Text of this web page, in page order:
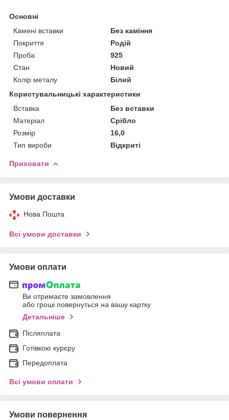
Основні
Камені вставки
Без каміння
Покриття
Родій
Проба
925
Стан
Новий
Колір металу
Білий
Користувальницькі характеристики
Вставка
Без вставки
Матеріал
Срібло
Розмір
16,0
Тип вироби
Відкриті
Приховати
Умови доставки
Нова Пошта
Всі умови доставки
Умови оплати
Ви отримаєте замовлення
або гроші повернуться на вашу картку
Детальніше
Післяплата
Готівкою курєру
Передоплата
Всі умови оплати
Умови повернення